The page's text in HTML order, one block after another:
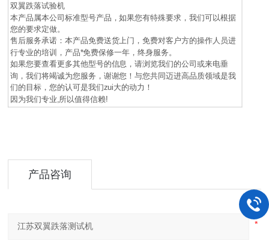
双翼跌落试验机
本产品属本公司标准型号产品，如果您有特殊要求，我们可以根据
您的要求定做。
售后服务承诺：本产品免费送货上门，免费对客户方的操作人员进
行专业的培训，产品*免费保修一年，终身服务。
如果您要查看更多其他型号的信息，请浏览我们的公司或来电垂
询，我们将竭诚为您服务，谢谢您！与您共同迈进高品质领域是我
们的目标，您的认可是我们zui大的动力！
因为我们专业,所以值得信赖!
产品咨询